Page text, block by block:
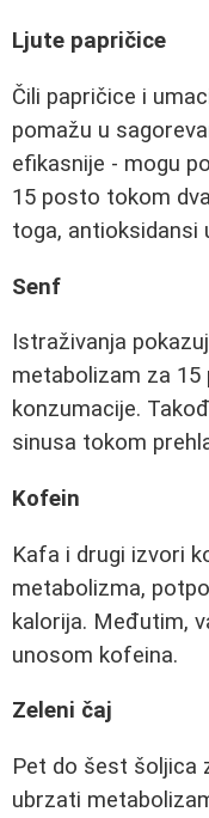
Ljute papričice
Čili papričice i
pomažu u
efikasnije - mogu
15 posto tokom
toga, antioksidansi
Senf
Istraživanja
metabolizam za
konzumacije.
sinusa tokom
Kofein
Kafa i drugi izvori
metabolizma,
kalorija. Međutim,
unosom kofeina.
Zeleni čaj
Pet do šest šoljica
ubrzati